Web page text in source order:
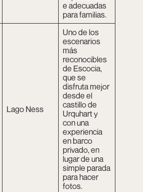
e adecuadas
para familias.
Lago Ness
Uno de los
escenarios
más
reconocibles
de Escocia,
que se
disfruta mejor
desde el
castillo de
Urquhart y
con una
experiencia
en barco
privado, en
lugar de una
simple parada
para hacer
fotos.